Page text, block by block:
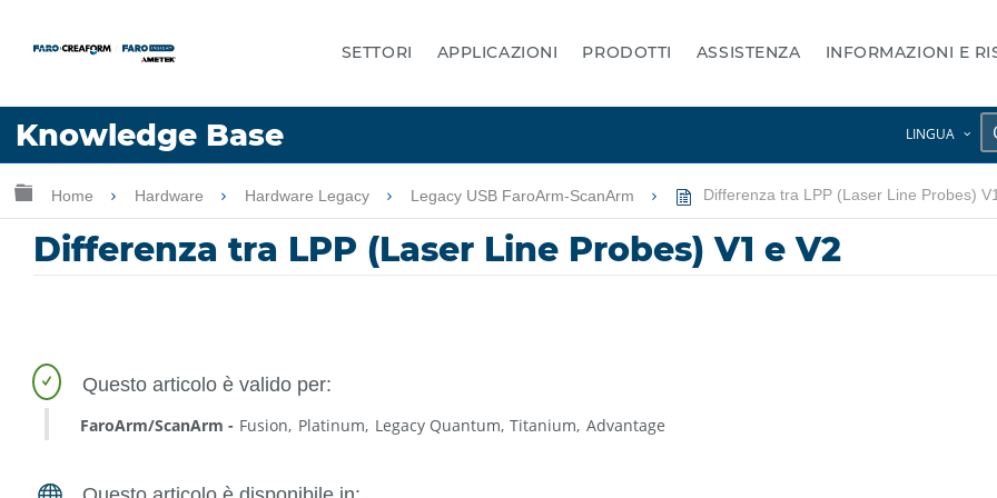
SETTORI APPLICAZIONI PRODOTTI ASSISTENZA INFORMAZIONI E
Knowledge Base LINGUA
Lingua
Ingrandisci/riduci gerarchia globale
Home Hardware Hardware Legacy Legacy USB FaroArm-ScanArm Differenza tra LPP (Laser Line Probes)
Differenza tra LPP (Laser Line Probes) V1 e V2
FaroArm/ScanArm Fusion Platinum Legacy Quantum Titanium Advantage